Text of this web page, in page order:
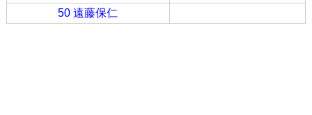
50 遠藤保仁